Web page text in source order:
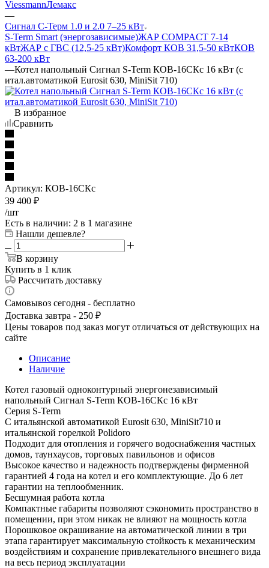
ViessmannЛемакс
—
Сигнал С-Терм 1.0 и 2.0 7–25 кВт
S-Term Smart (энергозависимые)ЖАР COMPACT 7-14
кВтЖАР с ГВС (12,5-25 кВт)Комфорт КОВ 31,5-50 кВтКОВ
63-200 кВт
—Котел напольный Сигнал S-Term КОВ-16СКс 16 кВт (с
итал.автоматикой Eurosit 630, MiniSit 710)
В избранное
Сравнить
Артикул: КОВ-16СКс
39 400 ₽
/шт
Есть в наличии: 2 в 1 магазине
Нашли дешевле?
В корзину
Купить в 1 клик
Рассчитать доставку
Самовывоз сегодня - бесплатно
Доставка завтра - 250 ₽
Цены товаров под заказ могут отличаться от действующих на
сайте
Описание
Наличие
Котел газовый одноконтурный энергонезависимый
напольный Сигнал S-Term КОВ-16СКс 16 кВт
Серия S-Term
С итальянской автоматикой Eurosit 630, MiniSit710 и
итальянской горелкой Polidoro
Подходит для отопления и горячего водоснабжения частных
домов, таунхаусов, торговых павильонов и офисов
Высокое качество и надежность подтверждены фирменной
гарантией 4 года на котел и его комплектующие. До 6 лет
гарантии на теплообменник.
Бесшумная работа котла
Компактные габариты позволяют сэкономить пространство в
помещении, при этом никак не влияют на мощность котла
Порошковое окрашивание на автоматической линии в три
этапа гарантирует максимальную стойкость к механическим
воздействиям и сохранение привлекательного внешнего вида
на весь период эксплуатации